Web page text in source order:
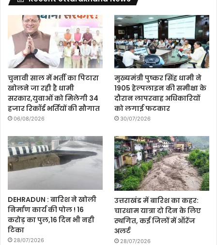
चुनावी साल में भर्ती का पिटारा
खोलने जा रही है धामी
सरकार,युवाओं को मिलेगी 34
हजार रिकॉर्ड भर्तियों की सौगात
06/08/2026
मुख्यमंत्री पुष्कर सिंह धामी ने
1905 हेल्पलाइन की समीक्षा के
दौरान लापरवाह अधिकारियों
को लगाई फटकार
30/07/2026
DEHRADUN : बारिश ने खोली
निर्माण कार्य की पोल ! 16
करोड़ का पुल,16 दिन भी नही
टिका
28/07/2026
उत्तराखंड में बारिश का कहर:
चारधाम यात्रा दो दिन के लिए
स्थगित, कई जिलों में ऑरेंज
अलर्ट
28/07/2026